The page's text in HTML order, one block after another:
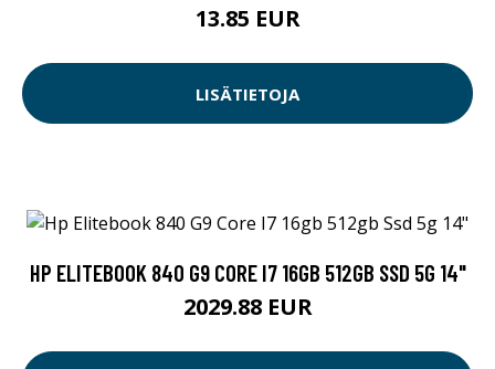
13.85 EUR
LISÄTIETOJA
HP ELITEBOOK 840 G9 CORE I7 16GB 512GB SSD 5G 14"
2029.88 EUR